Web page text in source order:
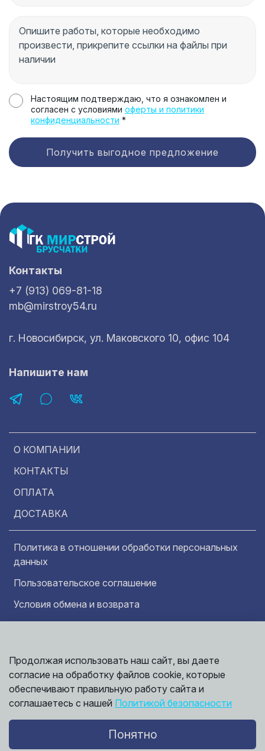
Настоящим подтверждаю, что я ознакомлен и
согласен с условиями оферты и политики
конфиденциальности *
Получить выгодное предложение
О КОМПАНИИ
КОНТАКТЫ
ОПЛАТА
ДОСТАВКА
Политика в отношении обработки персональных
данных
Пользовательское соглашение
Условия обмена и возврата
Контакты
+7 (913) 069-81-18
mb@mirstroy54.ru
г. Новосибирск, ул. Маковского 10, офис 104
Напишите нам
©
Информация представленная на сайте
носит исключительно ознакомительный
характер и ни при каких условиях не может
считаться публичной офертой. Точные
сведения о ценах, условиях продажи и
Политика конфиденциальности
Продолжая использовать наш сайт, вы даете
согласие на обработку файлов cookie, которые
обеспечивают правильную работу сайта и
соглашаетесь с нашей Политикой безопасности
Понятно
обработки